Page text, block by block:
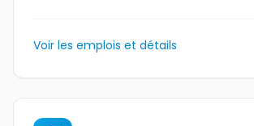
Voir les emplois et détails